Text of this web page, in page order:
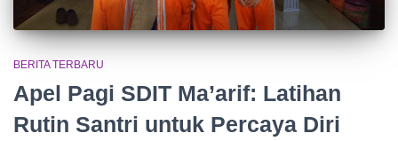
BERITA TERBARU
Apel Pagi SDIT Ma’arif: Latihan
Rutin Santri untuk Percaya Diri